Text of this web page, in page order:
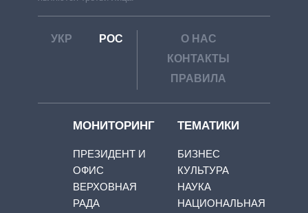
УКР РОС
О НАС
КОНТАКТЫ
ПРАВИЛА
МОНИТОРИНГ
ПРЕЗИДЕНТ И
ОФИС
ВЕРХОВНАЯ
РАДА
ТЕМАТИКИ
БИЗНЕС
КУЛЬТУРА
НАУКА
НАЦИОНАЛЬНАЯ